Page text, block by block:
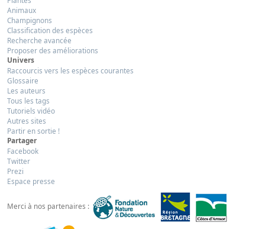
Animaux
Champignons
Classification des espèces
Recherche avancée
Proposer des améliorations
Univers
Raccourcis vers les espèces courantes
Glossaire
Les auteurs
Tous les tags
Tutoriels vidéo
Autres sites
Partir en sortie !
Partager
Facebook
Twitter
Prezi
Espace presse
Merci à nos partenaires :